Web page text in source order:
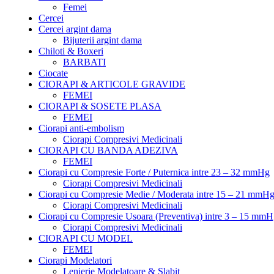
Femei
Cercei
Cercei argint dama
Bijuterii argint dama
Chiloti & Boxeri
BARBATI
Ciocate
CIORAPI & ARTICOLE GRAVIDE
FEMEI
CIORAPI & SOSETE PLASA
FEMEI
Ciorapi anti-embolism
Ciorapi Compresivi Medicinali
CIORAPI CU BANDA ADEZIVA
FEMEI
Ciorapi cu Compresie Forte / Puternica intre 23 – 32 mmHg
Ciorapi Compresivi Medicinali
Ciorapi cu Compresie Medie / Moderata intre 15 – 21 mmHg
Ciorapi Compresivi Medicinali
Ciorapi cu Compresie Usoara (Preventiva) intre 3 – 15
Ciorapi Compresivi Medicinali
CIORAPI CU MODEL
FEMEI
Ciorapi Modelatori
Lenjerie Modelatoare & Slabit